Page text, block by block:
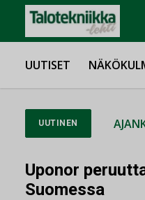
UUTISET
UUTINEN
Uponor
Suomessa